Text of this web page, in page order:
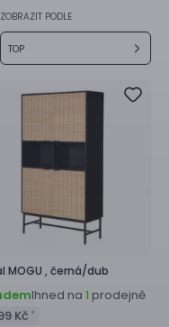
ZOBRAZIT PODLE
TOP
MOGU , černá/dub
Ihned na 1 prodejně
Kč *